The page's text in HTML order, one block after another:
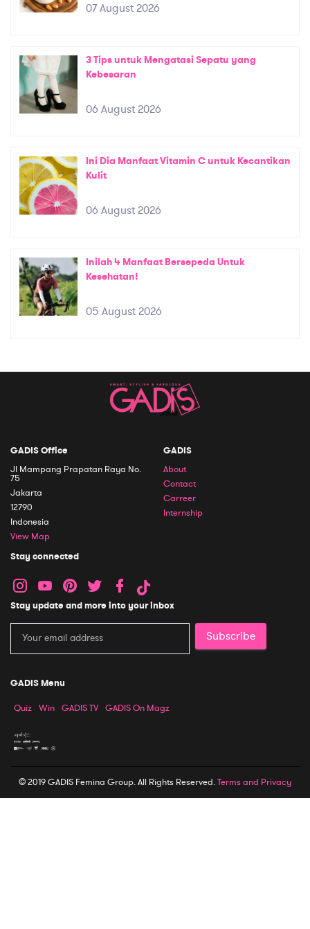
07 August 2026
3 Tips untuk Mengatasi Sepatu yang
Kebesaran
06 August 2026
Ini Dia Manfaat Vitamin C untuk Kecantikan
Kulit
06 August 2026
Inilah 4 Manfaat Bersepeda Untuk
Kesehatan!
05 August 2026
GADIS Office
Jl Mampang Prapatan Raya No.
75
Jakarta
12790
Indonesia
View Map
GADIS
About
Contact
Carreer
Internship
Stay connected
Stay update and more into your inbox
Subscribe
GADIS Menu
Quiz Win GADIS TV GADIS On Magz
© 2019 GADIS Femina Group. All Rights Reserved.Terms and Privacy